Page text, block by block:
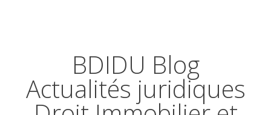
BDIDU Blog
Actualités juridiques